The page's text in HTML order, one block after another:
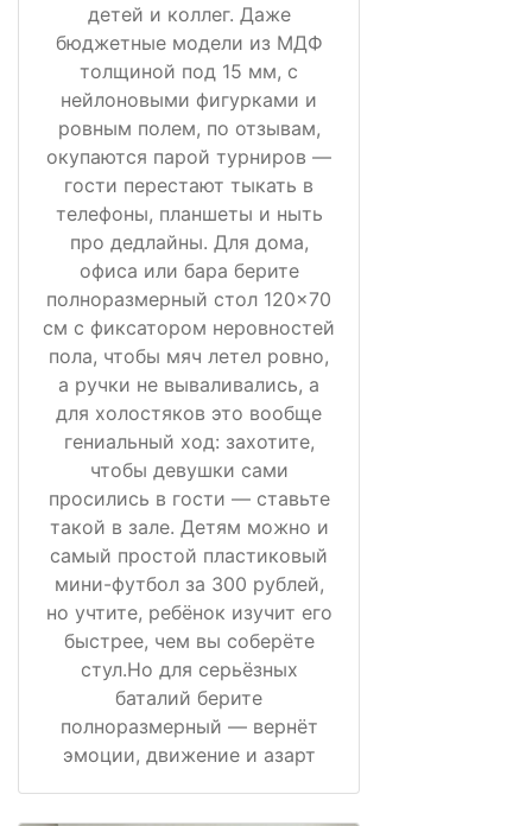
детей и коллег. Даже
бюджетные модели из МДФ
толщиной под 15 мм, с
нейлоновыми фигурками и
ровным полем, по отзывам,
окупаются парой турниров —
гости перестают тыкать в
телефоны, планшеты и ныть
про дедлайны. Для дома,
офиса или бара берите
полноразмерный стол 120×70
см с фиксатором неровностей
пола, чтобы мяч летел ровно,
а ручки не вываливались, а
для холостяков это вообще
гениальный ход: захотите,
чтобы девушки сами
просились в гости — ставьте
такой в зале. Детям можно и
самый простой пластиковый
мини-футбол за 300 рублей,
но учтите, ребёнок изучит его
быстрее, чем вы соберёте
стул.Но для серьёзных
баталий берите
полноразмерный — вернёт
эмоции, движение и азарт